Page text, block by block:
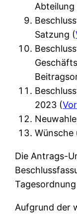
Abteilung
Satzung (
2023 (
Wünsche
Die Antrags-
Aufgrund der